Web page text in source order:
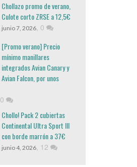
Chollazo promo de verano,
Culote corto ZRSE a 12,5€
junio 7, 2026, 0
[Promo verano] Precio
mínimo manillares
integrados Avian Canary y
Avian Falcon, por unos
0
Chollo! Pack 2 cubiertas
Continental Ultra Sport III
con borde marrón a 37€
junio 4, 2026, 12